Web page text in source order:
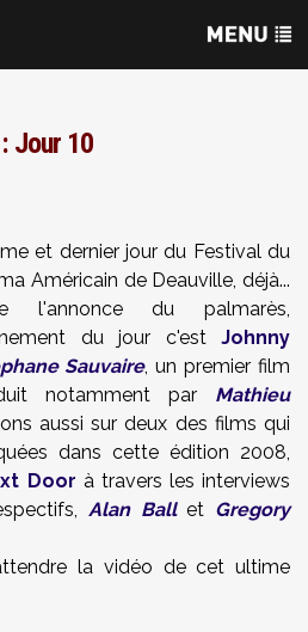
Jour 10
et dernier jour du Festival du
Américain de Deauville, déjà...
l'annonce du palmarès,
du jour c'est Johnny
Sauvaire, un premier film
notamment par Mathieu
aussi sur deux des films qui
dans cette édition 2008,
Door à travers les interviews
Alan Ballet Gregory
la vidéo de cet ultime